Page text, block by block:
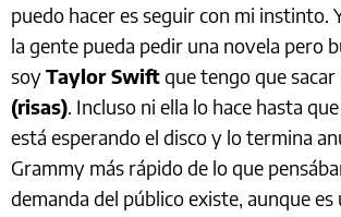
puedo hacer es seguir con mi instinto.
la gente pueda pedir una novela pero
soyTaylor Swiftque tengo que sacar
(risas) . Incluso ni ella lo hace hasta
está esperando el disco y lo termina
Grammy más rápido de lo que
demanda del público existe, aunque es